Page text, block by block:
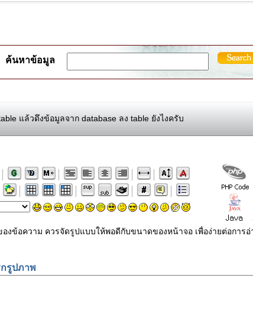
ค้นหาข้อมูล
แล้วดึงข้อมูลจาก database ลง table ยังไงครับ
องข้อความ ควรจัดรูปแบบให้พอดีกับขนาดของหน้าจอ เพื่อง่ายต่อกา
รูปภาพ